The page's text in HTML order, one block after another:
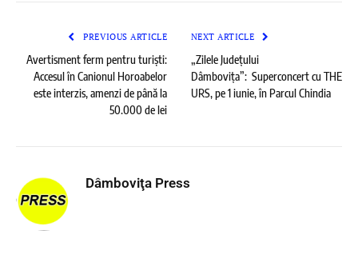
PREVIOUS ARTICLE
Avertisment ferm pentru turiști:
Accesul în Canionul Horoabelor
este interzis, amenzi de până la
50.000 de lei
NEXT ARTICLE
„Zilele Județului
Dâmbovița”: Superconcert cu THE
URS, pe 1 iunie, în Parcul Chindia
Dâmboviţa Press